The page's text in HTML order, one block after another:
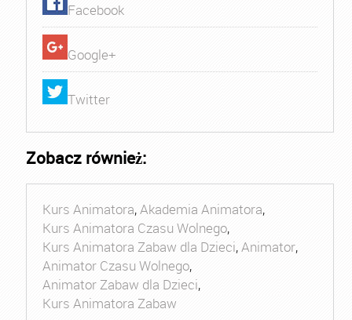
Facebook
Google+
Twitter
Zobacz również:
Kurs Animatora,Akademia Animatora,
Kurs Animatora Czasu Wolnego,
Kurs Animatora Zabaw dla Dzieci,Animator,
Animator Czasu Wolnego,
Animator Zabaw dla Dzieci,
Kurs Animatora Zabaw